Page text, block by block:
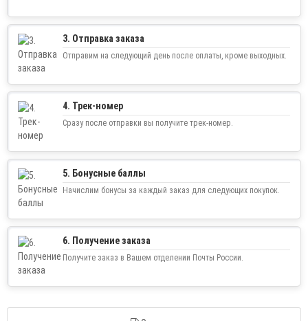
3. Отправка заказа
Отправим на следующий день после оплаты, кроме выходных.
4. Трек-номер
Сразу после отправки вы получите трек-номер.
5. Бонусные баллы
Начислим бонусы за каждый заказ для следующих покупок.
6. Получение заказа
Получите заказ в Вашем отделении Почты России.